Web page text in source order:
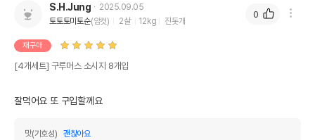
* 브랜드사에서 제공한 정보로 모든 책임은 브랜드사에 있습니다.
* 해당 정보는 브랜드사 사정에 의해 일부 변경될 수 있습니다.
상품 필수 정보
법에 의한 인증,허가 등을
경우 그에 대한 사항
S.H.Jung
2025.09.05
토토토미토순(암컷) 2살 12kg 진돗개
재구매
[4개세트] 구루머스 소시지 8개입
잘먹어요 또 구입할께요
맛(기호성)
괜찮아요
0